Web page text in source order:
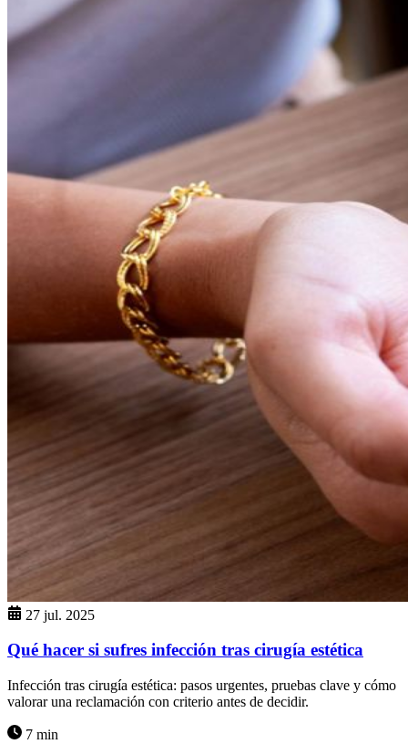
27 jul. 2025
Qué hacer si sufres infección tras cirugía estética
Infección tras cirugía estética: pasos urgentes, pruebas clave y cómo
valorar una reclamación con criterio antes de decidir.
7 min